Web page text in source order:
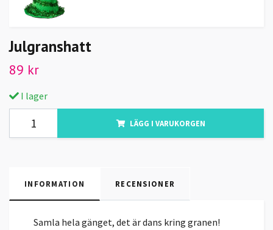
Julgranshatt
89 kr
I lager
LÄGG I VARUKORGEN
INFORMATION RECENSIONER
Samla hela gänget, det är dans kring granen!